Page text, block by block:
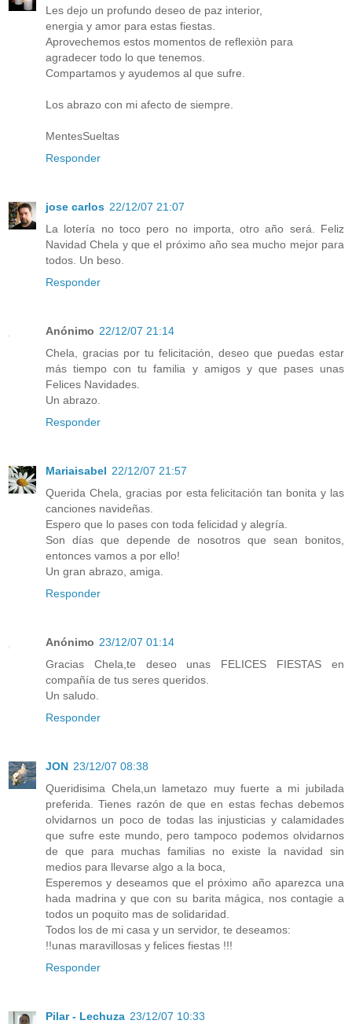
Les dejo un profundo deseo de paz interior,
energia y amor para estas fiestas.
Aprovechemos estos momentos de reflexiòn para
agradecer todo lo que tenemos.
Compartamos y ayudemos al que sufre.
Los abrazo con mi afecto de siempre.
MentesSueltas
Responder
jose carlos 22/12/07 21:07
La lotería no toco pero no importa, otro año será. Feliz
Navidad Chela y que el próximo año sea mucho mejor para
todos. Un beso.
Responder
Anónimo 22/12/07 21:14
Chela, gracias por tu felicitación, deseo que puedas estar
más tiempo con tu familia y amigos y que pases unas
Felices Navidades.
Un abrazo.
Responder
Mariaisabel 22/12/07 21:57
Querida Chela, gracias por esta felicitación tan bonita y las
canciones navideñas.
Espero que lo pases con toda felicidad y alegría.
Son días que depende de nosotros que sean bonitos,
entonces vamos a por ello!
Un gran abrazo, amiga.
Responder
Anónimo 23/12/07 01:14
Gracias Chela,te deseo unas FELICES FIESTAS en
compañía de tus seres queridos.
Un saludo.
Responder
JON 23/12/07 08:38
Queridisima Chela,un lametazo muy fuerte a mi jubilada
preferida. Tienes razón de que en estas fechas debemos
olvidarnos un poco de todas las injusticias y calamidades
que sufre este mundo, pero tampoco podemos olvidarnos
de que para muchas familias no existe la navidad sin
medios para llevarse algo a la boca,
Esperemos y deseamos que el próximo año aparezca una
hada madrina y que con su barita mágica, nos contagie a
todos un poquito mas de solidaridad.
Todos los de mi casa y un servidor, te deseamos:
!!unas maravillosas y felices fiestas !!!
Responder
Pilar - Lechuza 23/12/07 10:33